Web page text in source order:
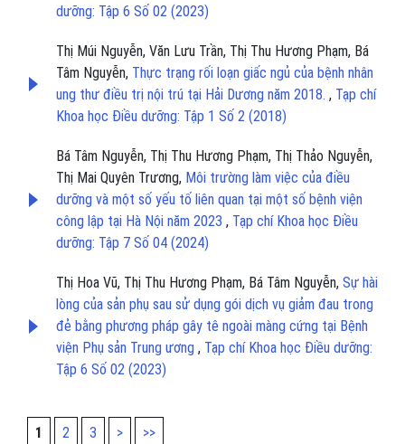
dưỡng: Tập 6 Số 02 (2023)
Thị Múi Nguyễn, Văn Lưu Trần, Thị Thu Hương Phạm, Bá
Tâm Nguyễn, Thực trạng rối loạn giấc ngủ của bệnh nhân
ung thư điều trị nội trú tại Hải Dương năm 2018. , Tạp chí
Khoa học Điều dưỡng: Tập 1 Số 2 (2018)
Bá Tâm Nguyễn, Thị Thu Hương Phạm, Thị Thảo Nguyễn,
Thị Mai Quyên Trương, Môi trường làm việc của điều
dưỡng và một số yếu tố liên quan tại một số bệnh viện
công lập tại Hà Nội năm 2023 , Tạp chí Khoa học Điều
dưỡng: Tập 7 Số 04 (2024)
Thị Hoa Vũ, Thị Thu Hương Phạm, Bá Tâm Nguyễn, Sự hài
lòng của sản phụ sau sử dụng gói dịch vụ giảm đau trong
đẻ bằng phương pháp gây tê ngoài màng cứng tại Bệnh
viện Phụ sản Trung ương , Tạp chí Khoa học Điều dưỡng:
Tập 6 Số 02 (2023)
1 2 3 > >>